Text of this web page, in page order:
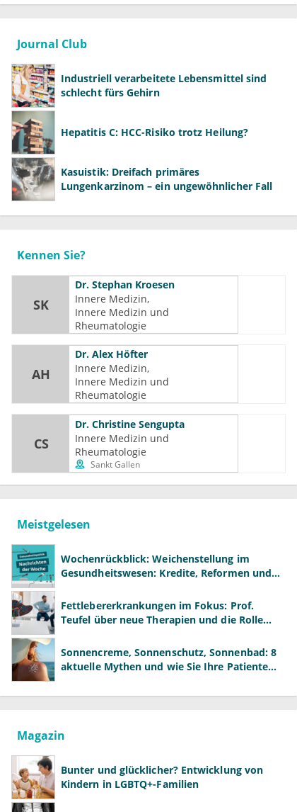
Journal Club
Industriell verarbeitete Lebensmittel sind
schlecht fürs Gehirn
Hepatitis C: HCC-Risiko trotz Heilung?
Kasuistik: Dreifach primäres
Lungenkarzinom – ein ungewöhnlicher Fall
Kennen Sie?
SK
Dr. Stephan Kroesen
Innere Medizin
Innere Medizin und
Rheumatologie
AH
Dr. Alex Höfter
Innere Medizin
Innere Medizin und
Rheumatologie
CS
Dr. Christine Sengupta
Innere Medizin und
Rheumatologie
Sankt Gallen
Meistgelesen
Wochenrückblick: Weichenstellung im
Gesundheitswesen: Kredite, Reformen und
Fettlebererkrankungen im Fokus: Prof.
Teufel über neue Therapien und die Rolle
Sonnencreme, Sonnenschutz, Sonnenbad: 8
aktuelle Mythen und wie Sie Ihre Patienten
Magazin
Bunter und glücklicher? Entwicklung von
Kindern in LGBTQ+-Familien